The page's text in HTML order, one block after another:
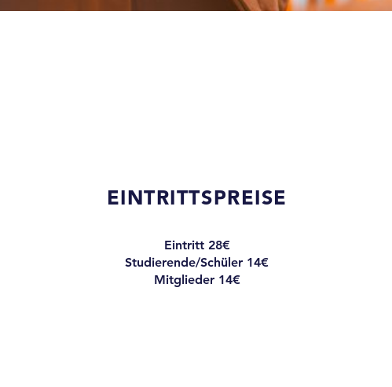
EINTRITTSPREISE
Eintritt 28€
Studierende/Schüler 14€
Mitglieder 14€